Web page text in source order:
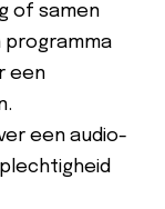
of samen
programma
een
een audio-